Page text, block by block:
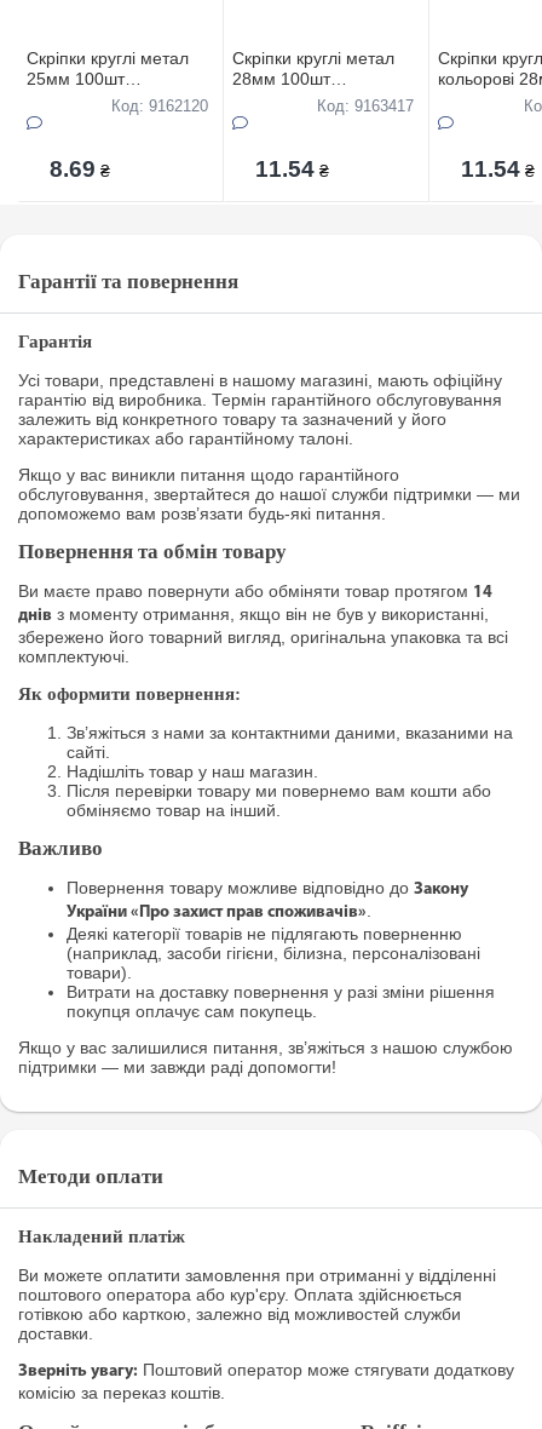
Скріпки круглі метал
25мм 100шт
"BUROMAX"Код: 9162120
8.69 ₴
Скріпки круглі метал
28мм 100шт
"BUROMAX"Код: 9163417
11.54 ₴
Скріпки
кольорові
"BUROMAX"
11.54 ₴
Гарантії та повернення
Гарантія
Усі товари, представлені в нашому магазині, мають офіційну
гарантію від виробника. Термін гарантійного обслуговування
залежить від конкретного товару та зазначений у його
характеристиках або гарантійному талоні.
Якщо у вас виникли питання щодо гарантійного
обслуговування, звертайтеся до нашої служби підтримки — ми
допоможемо вам розв’язати будь-які питання.
Повернення та обмін товару
Ви маєте право повернути або обміняти товар протягом 14
днів з моменту отримання, якщо він не був у використанні,
збережено його товарний вигляд, оригінальна упаковка та всі
комплектуючі.
Як оформити повернення:
Зв’яжіться з нами за контактними даними, вказаними на
сайті.
Надішліть товар у наш магазин.
Після перевірки товару ми повернемо вам кошти або
обміняємо товар на інший.
Важливо
Повернення товару можливе відповідно до Закону
України «Про захист прав споживачів».
Деякі категорії товарів не підлягають поверненню
(наприклад, засоби гігієни, білизна, персоналізовані
товари).
Витрати на доставку повернення у разі зміни рішення
покупця оплачує сам покупець.
Якщо у вас залишилися питання, зв’яжіться з нашою службою
підтримки — ми завжди раді допомогти!
Методи оплати
Накладений платіж
Ви можете оплатити замовлення при отриманні у відділенні
поштового оператора або кур'єру. Оплата здійснюється
готівкою або карткою, залежно від можливостей служби
доставки.
Зверніть увагу: Поштовий оператор може стягувати додаткову
комісію за переказ коштів.